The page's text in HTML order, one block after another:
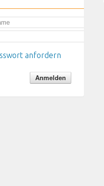
anfordern